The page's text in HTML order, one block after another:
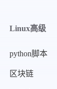
Linux高级
python脚本
区块链